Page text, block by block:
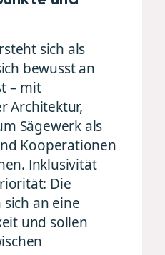
sich als
bewusst an
– mit
Architektur,
Sägewerk als
Kooperationen
Inklusivität
Die
an eine
und sollen